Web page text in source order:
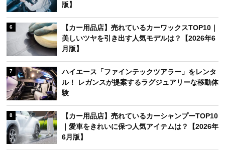
版】
6
【カー用品店】売れているカーワックスTOP10｜
美しいツヤを引き出す人気モデルは？【2026年6
月版】
7
ハイエース「ファインテックツアラー」をレンタ
ル！ レガンスが提案するラグジュアリーな移動体
験
8
【カー用品店】売れているカーシャンプーTOP10
｜愛車をきれいに保つ人気アイテムは？【2026年
6月版】